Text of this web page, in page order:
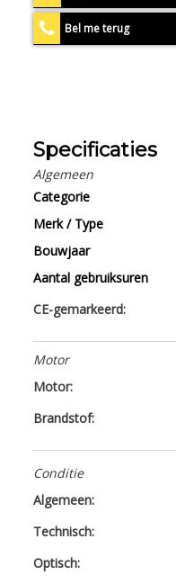
Bel me terug
Specificaties
Algemeen
Categorie
Merk / Type
Bouwjaar
Aantal gebruiksuren
CE-gemarkeerd:
Motor
Motor:
Brandstof:
Conditie
Algemeen:
Technisch:
Optisch: